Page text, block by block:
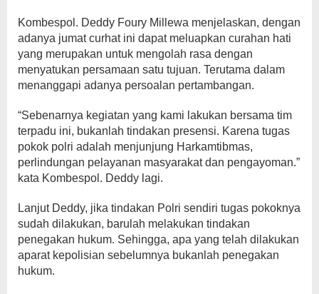
Kombespol. Deddy Foury Millewa menjelaskan, dengan
adanya jumat curhat ini dapat meluapkan curahan hati
yang merupakan untuk mengolah rasa dengan
menyatukan persamaan satu tujuan. Terutama dalam
menanggapi adanya persoalan pertambangan.
“Sebenarnya kegiatan yang kami lakukan bersama tim
terpadu ini, bukanlah tindakan presensi. Karena tugas
pokok polri adalah menjunjung Harkamtibmas,
perlindungan pelayanan masyarakat dan pengayoman.”
kata Kombespol. Deddy lagi.
Lanjut Deddy, jika tindakan Polri sendiri tugas pokoknya
sudah dilakukan, barulah melakukan tindakan
penegakan hukum. Sehingga, apa yang telah dilakukan
aparat kepolisian sebelumnya bukanlah penegakan
hukum.